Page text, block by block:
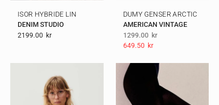
ISOR HYBRIDE LIN
DENIM STUDIO
2199.00 Kr
DUMY GENSER ARCTIC
AMERICAN VINTAGE
1299.00 kr
649.50 Kr